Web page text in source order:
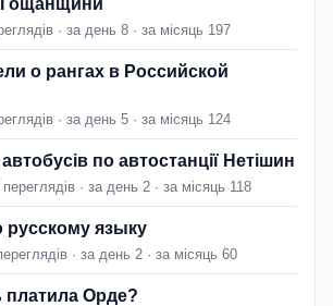
· за день 8 · за місяць 197
о рангах в Российской
· за день 5 · за місяць 124
по автостанції Нетішин
· за день 2 · за місяць 118
русскому языку
· за день 2 · за місяць 60
платила Орде?